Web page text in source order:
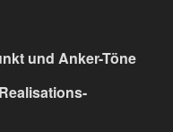
und Anker-Töne